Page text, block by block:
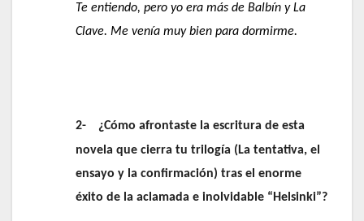
Te entiendo, pero yo era más de Balbín y La
Clave. Me venía muy bien para dormirme.
2-
¿Cómo afrontaste la escritura de esta
novela que cierra tu trilogía (La tentativa, el
ensayo y la confirmación) tras el enorme
éxito de la aclamada e inolvidable “Helsinki”?